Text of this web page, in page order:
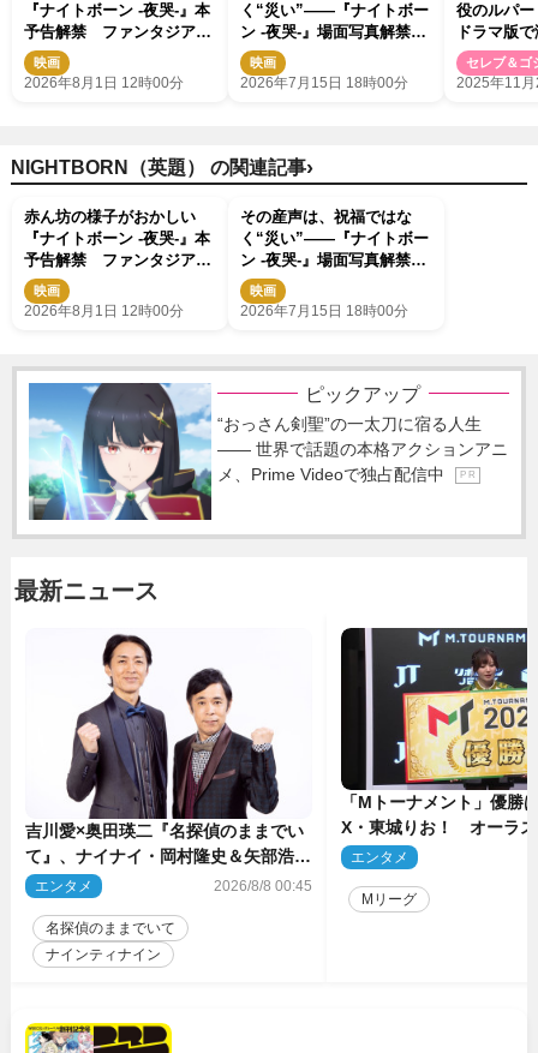
『ナイトボーン ‐夜哭‐』本
予告解禁 ファンタジア国
際映画祭W受賞の快挙
映画
2026年8月1日 12時00分
く“災い”――『ナイトボー
ン -夜哭-』場面写真解禁
日常に少しずつ忍び込んで
いく異変
映画
2026年7月15日 18時00分
役のルパ
ドラマ版
紙セレブ＆ゴ
2025年11
NIGHTBORN（英題） の関連記事›
赤ん坊の様子がおかしい
『ナイトボーン ‐夜哭‐』本
予告解禁 ファンタジア国
際映画祭W受賞の快挙
映画
2026年8月1日 12時00分
その産声は、祝福ではな
く“災い”――『ナイトボー
ン -夜哭-』場面写真解禁
日常に少しずつ忍び込んで
いく異変
映画
2026年7月15日 18時00分
ピックアップ
“おっさん剣聖”の一太刀に宿る人生
―― 世界で話題の本格アクションアニ
メ、Prime Videoで独占配信中
P R
最新ニュース
吉川愛×奥田瑛二『名探偵のままでい
て』、ナイナイ・岡村隆史＆矢部浩之
のゲスト出演が決定！
エンタメ 2026/8/8 00:45
名探偵のままでいて
ナインティナイン
「Mトーナメント」優勝
X・東城りお！ オーラス
後は自ら和了って幕引き
エンタメ
Mリーグ